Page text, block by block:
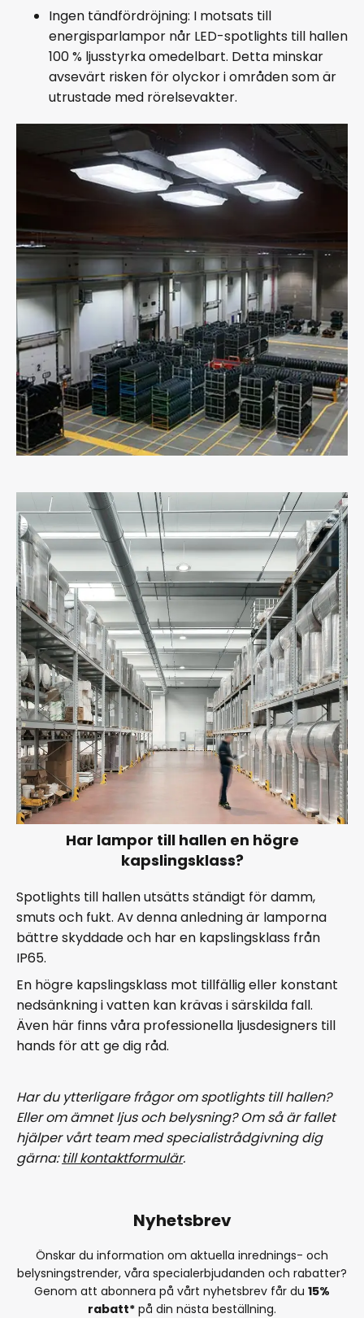
Ingen tändfördröjning: I motsats till
energisparlampor når LED-spotlights till hallen
100 % ljusstyrka omedelbart. Detta minskar
avsevärt risken för olyckor i områden som är
utrustade med rörelsevakter.
Har lampor till hallen en högre
kapslingsklass?
Spotlights till hallen utsätts ständigt för damm,
smuts och fukt. Av denna anledning är lamporna
bättre skyddade och har en kapslingsklass från
IP65.
En högre kapslingsklass mot tillfällig eller konstant
nedsänkning i vatten kan krävas i särskilda fall.
Även här finns våra professionella ljusdesigners till
hands för att ge dig råd.
Har du ytterligare frågor om spotlights till hallen?
Eller om ämnet ljus och belysning? Om så är fallet
hjälper vårt team med specialistrådgivning dig
gärna:till kontaktformulär.
Nyhetsbrev
Önskar du information om aktuella inrednings- och
belysningstrender, våra specialerbjudanden och rabatter?
Genom att abonnera på vårt nyhetsbrev får du 15%
rabatt* på din nästa beställning.